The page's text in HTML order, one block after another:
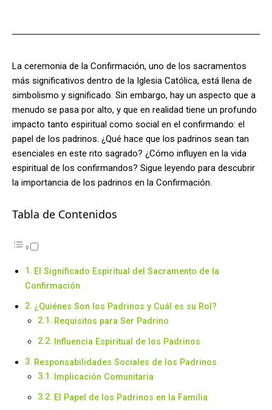
La ceremonia de la Confirmación, uno de los sacramentos
más significativos dentro de la Iglesia Católica, está llena de
simbolismo y significado. Sin embargo, hay un aspecto que a
menudo se pasa por alto, y que en realidad tiene un profundo
impacto tanto espiritual como social en el confirmando: el
papel de los padrinos. ¿Qué hace que los padrinos sean tan
esenciales en este rito sagrado? ¿Cómo influyen en la vida
espiritual de los confirmandos? Sigue leyendo para descubrir
la importancia de los padrinos en la Confirmación.
Tabla de Contenidos
El Significado Espiritual del Sacramento de la
Confirmación
¿Quiénes Son los Padrinos y Cuál es su Rol?
Requisitos para Ser Padrino
Influencia Espiritual de los Padrinos
Responsabilidades Sociales de los Padrinos
Implicación Comunitaria
El Papel de los Padrinos en la Familia